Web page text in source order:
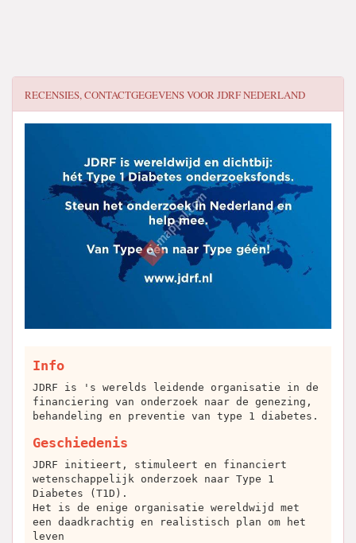
RECENSIES, CONTACTGEGEVENS VOORJDRF NEDERLAND
Info
JDRF is 's werelds leidende organisatie in de
financiering van onderzoek naar de genezing,
behandeling en preventie van type 1 diabetes.
Geschiedenis
JDRF initieert, stimuleert en financiert
wetenschappelijk onderzoek naar Type 1
Diabetes (T1D).
Het is de enige organisatie wereldwijd met
een daadkrachtig en realistisch plan om het
leven